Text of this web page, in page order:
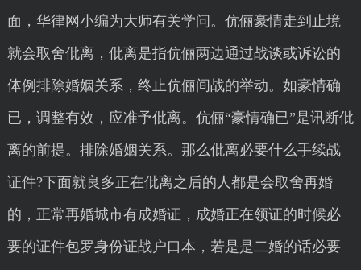
面，华律网小编为大师有关学问。伉俪豪情走到止境
就会取舍仳离，仳离是指伉俪两边通过战谈或诉讼的
体例排除婚姻关系，终止伉俪间战的举动。如豪情确
已，调整有效，应准予仳离。伉俪“豪情确已”是讯断仳
离的前提。排除婚姻关系。那么仳离必要什么手续战
证件?下面就良多正在仳离之后的人都是会取舍再婚
的，正常再婚城市有成婚证，成婚正在领证的时候必
要的证件包罗身份证战户口本，若是是二婚的话必要